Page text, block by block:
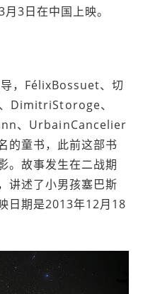
3日在中国上映。
，FélixBossuet、切
DimitriStoroge、
、UrbainCancelier
的童书，此前这部书
。故事发生在二战期
讲述了小男孩塞巴斯
日期是2013年12月18